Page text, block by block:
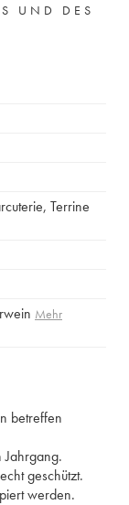
UND DES
, Terrine
Mehr
betreffen
Jahrgang.
geschützt.
werden.